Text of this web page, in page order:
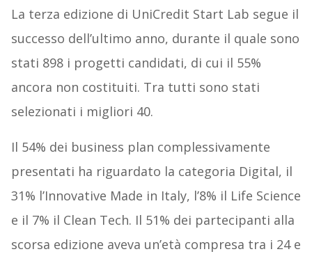
La terza edizione di UniCredit Start Lab segue il
successo dell’ultimo anno, durante il quale sono
stati 898 i progetti candidati, di cui il 55%
ancora non costituiti. Tra tutti sono stati
selezionati i migliori 40.
Il 54% dei business plan complessivamente
presentati ha riguardato la categoria Digital, il
31% l’Innovative Made in Italy, l’8% il Life Science
e il 7% il Clean Tech. Il 51% dei partecipanti alla
scorsa edizione aveva un’età compresa tra i 24 e